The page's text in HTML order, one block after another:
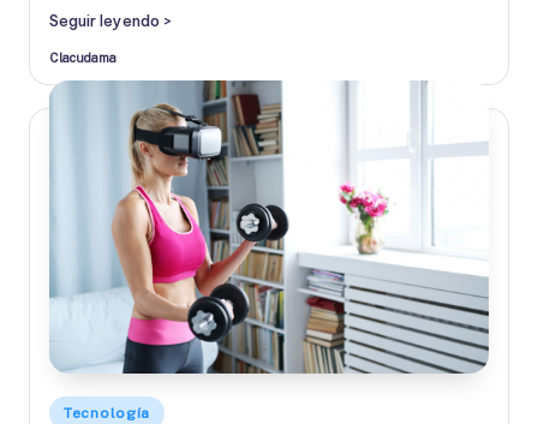
Seguir leyendo >
Publicado
por
Clacudama
Publicado
Tecnología